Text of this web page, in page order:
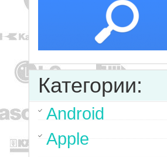
Категории:
Android
Apple